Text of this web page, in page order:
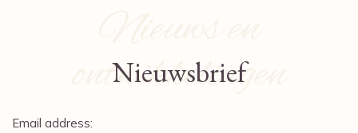
Nieuws en
ontwikkelingen
Nieuwsbrief
Email address: